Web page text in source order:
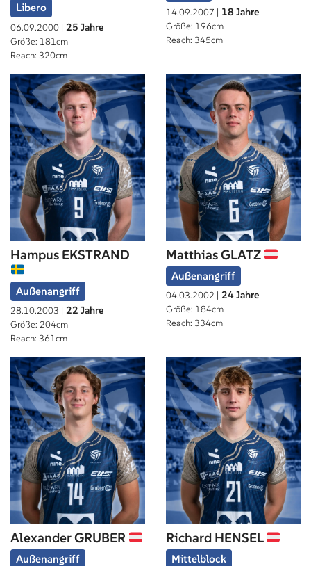
Libero
06.09.2000 | 25 Jahre
Größe: 181cm
Reach: 320cm
14.09.2007 | 18 Jahre
Größe: 196cm
Reach: 345cm
Hampus EKSTRAND
Außenangriff
28.10.2003 | 22 Jahre
Größe: 204cm
Reach: 361cm
Matthias GLATZ
Außenangriff
04.03.2002 | 24 Jahre
Größe: 184cm
Reach: 334cm
Alexander GRUBER
Außenangriff
Richard HENSEL
Mittelblock